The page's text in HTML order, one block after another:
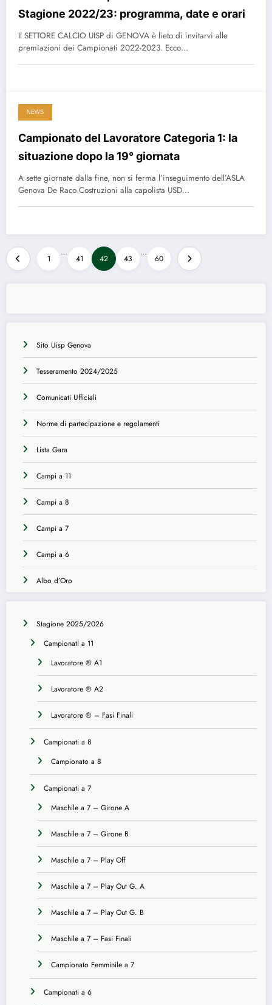
Sito Uisp Genova
Tesseramento 2024/2025
Comunicati Ufficiali
Norme di partecipazione e regolamenti
Lista Gara
Campi a 11
Campi a 8
Campi a 7
Campi a 6
Albo d’Oro
Stagione 2025/2026
Campionati a 11
Lavoratore ® A1
Lavoratore ® A2
Lavoratore ® – Fasi Finali
Campionati a 8
Campionato a 8
Campionati a 7
Maschile a 7 – Girone A
Maschile a 7 – Girone B
Maschile a 7 – Play Off
Maschile a 7 – Play Out G. A
Maschile a 7 – Play Out G. B
Maschile a 7 – Fasi Finali
Campionato Femminile a 7
Campionati a 6
Stagione 2022/23: programma, date e orari
Il SETTORE CALCIO UISP di GENOVA è lieto di invitarvi alle
premiazioni dei Campionati 2022-2023. Ecco…
NEWS
Campionato del Lavoratore Categoria 1: la
situazione dopo la 19° giornata
A sette giornate dalla fine, non si ferma l’inseguimento dell’ASLA
Genova De Raco Costruzioni alla capolista USD…
Paginazione
degli
1
…
41 42 43
…
60